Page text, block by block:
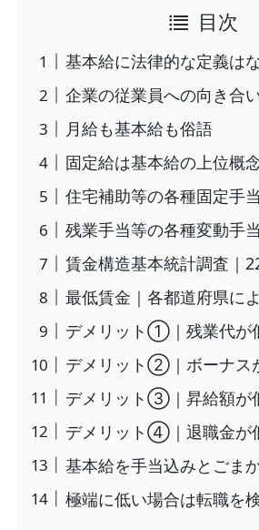
目次
基本給に法律的な定義は
企業の従業員への向き合
月給も基本給も俗語
固定給は基本給の上位概
住宅補助等の各種固定手当
残業手当等の各種変動手当
賃金構造基本統計調査｜
最低賃金｜各都道府県に
デメリット①｜残業代が
デメリット②｜ボーナス
デメリット③｜昇給額が
デメリット④｜退職金が
基本給を手当込みとごま
極端に低い場合は転職を